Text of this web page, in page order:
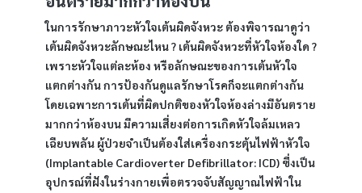
ในการรักษาภาวะหัวใจเต้นผิดจังหวะ ต้องพิจารณาดูว่า
เต้นผิดจังหวะลักษณะไหน ? เต้นผิดจังหวะที่หัวใจห้องใด ?
เพราะหัวใจแต่ละห้อง หรือลักษณะของการเต้นหัวใจ
แตกต่างกัน การป้องกันดูแลรักษาโรคก็จะแตกต่างกัน
โดยเฉพาะการเต้นที่ผิดปกติของหัวใจห้องล่างมีอันตราย
มากกว่าห้องบน มีความเสี่ยงต่อการเกิดหัวใจล้มเหลว
เฉียบพลัน ผู้ป่วยจำเป็นต้องใส่เครื่องกระตุ้นไฟฟ้าหัวใจ
(Implantable Cardioverter Defibrillator: ICD) ซึ่งเป็น
อุปกรณ์ที่ฝังในร่างกายเพื่อตรวจจับสัญญาณไฟฟ้าใน